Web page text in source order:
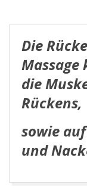
Die
die
Rückens,
sowie
und